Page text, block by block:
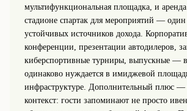
мультифункциональная площадка, и
стадионе спартак для мероприятий —
устойчивых источников дохода.
конференции, презентации автодилеров,
киберспортивные турниры, выпускные —
одинаково нуждается в имиджевой
инфраструктуре. Дополнительный плюс
контекст: гости запоминают не просто